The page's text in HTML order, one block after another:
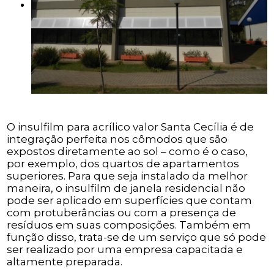
O insulfilm para acrílico valor Santa Cecília é de
integração perfeita nos cômodos que são
expostos diretamente ao sol – como é o caso,
por exemplo, dos quartos de apartamentos
superiores. Para que seja instalado da melhor
maneira, o insulfilm de janela residencial não
pode ser aplicado em superfícies que contam
com protuberâncias ou com a presença de
resíduos em suas composições. Também em
função disso, trata-se de um serviço que só pode
ser realizado por uma empresa capacitada e
altamente preparada.